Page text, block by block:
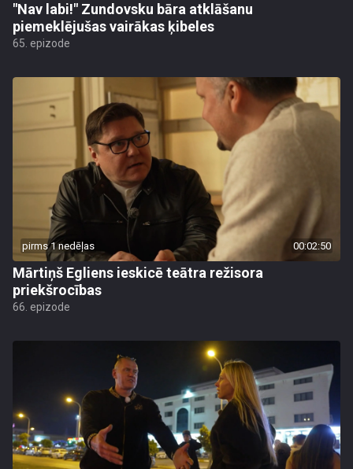
"Nav labi!" Zundovsku bāra atklāšanu
piemeklējušas vairākas ķibeles
65. epizode
pirms 1 nedēļas 00:02:50
Mārtiņš Egliens ieskicē teātra režisora
priekšrocības
66. epizode